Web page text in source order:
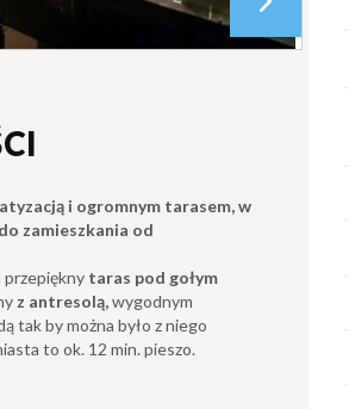
i ogromnym tarasem, w
zamieszkania od
przepiękny taras pod gołym
z antresolą,wygodnym
tak by można było z niego
to ok. 12 min. pieszo.